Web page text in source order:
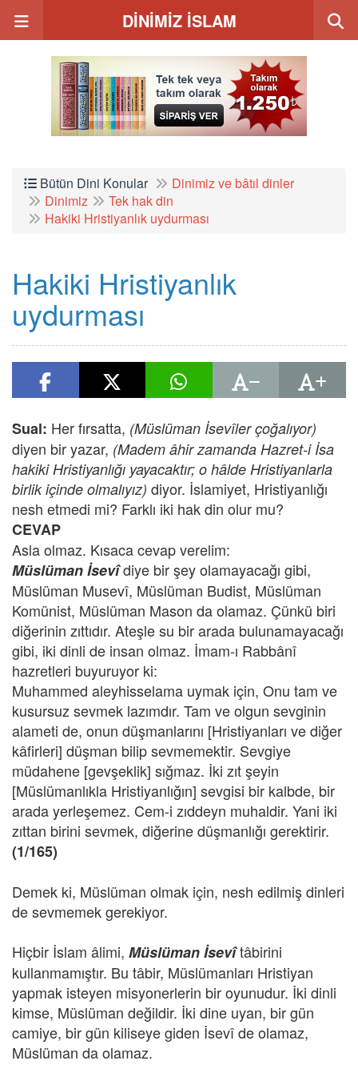
DİNİMİZ İSLAM
Bütün Dini Konular
Dinimiz ve bâtıl dinler
Dinimiz
Tek hak din
Hakiki Hristiyanlık uydurması
Hakiki Hristiyanlık
uydurması
Sual: Her fırsatta, (Müslüman İsevîler çoğalıyor)
diyen bir yazar, (Madem âhir zamanda Hazret-i İsa
hakiki Hristiyanlığı yayacaktır; o hâlde Hristiyanlarla
birlik içinde olmalıyız) diyor. İslamiyet, Hristiyanlığı
nesh etmedi mi? Farklı iki hak din olur mu?
CEVAP
Asla olmaz. Kısaca cevap verelim:
Müslüman İsevîdiye bir şey olamayacağı gibi,
Müslüman Musevî, Müslüman Budist, Müslüman
Komünist, Müslüman Mason da olamaz. Çünkü biri
diğerinin zıttıdır. Ateşle su bir arada bulunamayacağı
gibi, iki dinli de insan olmaz. İmam-ı Rabbânî
hazretleri buyuruyor ki:
Muhammed aleyhisselama uymak için, Onu tam ve
kusursuz sevmek lazımdır. Tam ve olgun sevginin
alameti de, onun düşmanlarını [Hristiyanları ve diğer
kâfirleri] düşman bilip sevmemektir. Sevgiye
müdahene [gevşeklik] sığmaz. İki zıt şeyin
[Müslümanlıkla Hristiyanlığın] sevgisi bir kalbde, bir
arada yerleşemez. Cem-i zıddeyn muhaldir. Yani iki
zıttan birini sevmek, diğerine düşmanlığı gerektirir.
(1/165)
Demek ki, Müslüman olmak için, nesh edilmiş dinleri
de sevmemek gerekiyor.
Hiçbir İslam âlimi, Müslüman İsevîtâbirini
kullanmamıştır. Bu tâbir, Müslümanları Hristiyan
yapmak isteyen misyonerlerin bir oyunudur. İki dinli
kimse, Müslüman değildir. İki dine uyan, bir gün
camiye, bir gün kiliseye giden İsevî de olamaz,
Müslüman da olamaz.